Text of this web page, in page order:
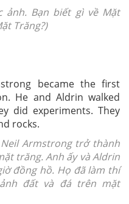
ảnh. Bạn biết gì về Mặt
Trăng?)
became the first
He and Aldrin walked
did experiments. They
rocks.
Armstrong trở thành
trăng. Anh ấy và Aldrin
đồng hồ. Họ đã làm thí
đất và đá trên mặt